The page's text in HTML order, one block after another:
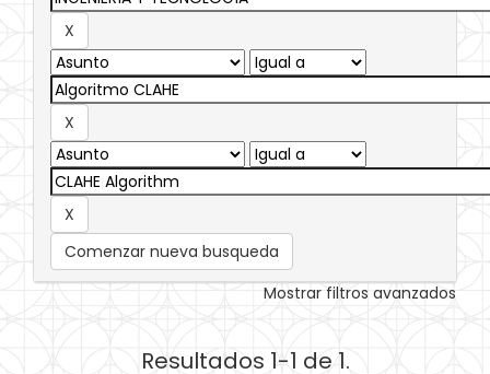
Comenzar nueva busqueda
Mostrar filtros avanzados
Resultados 1-1 de 1.